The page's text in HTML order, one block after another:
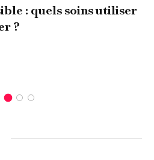
: quels soins utiliser
?